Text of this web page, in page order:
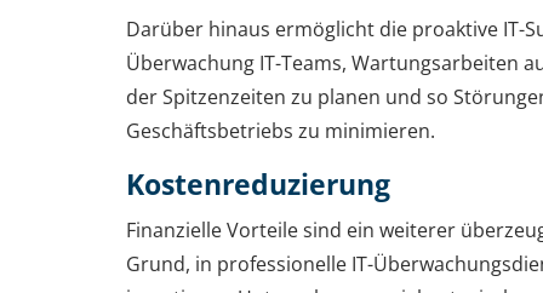
Darüber hinaus ermöglicht die proaktive IT-
Überwachung IT-Teams, Wartungsarbeiten
der Spitzenzeiten zu planen und so
Geschäftsbetriebs zu minimieren.
Kostenreduzierung
Finanzielle Vorteile sind ein weiterer
Grund, in professionelle IT-